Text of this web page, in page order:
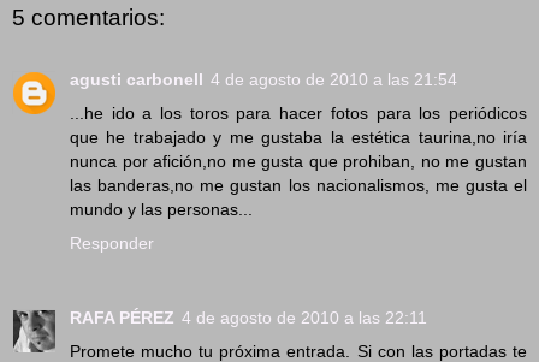
5 comentarios:
agusti carbonell 4 de agosto de 2010 a las 21:54
...he ido a los toros para hacer fotos para los periódicos
que he trabajado y me gustaba la estética taurina,no iría
nunca por afición,no me gusta que prohiban, no me gustan
las banderas,no me gustan los nacionalismos, me gusta el
mundo y las personas...
Responder
RAFA PÉREZ 4 de agosto de 2010 a las 22:11
Promete mucho tu próxima entrada. Si con las portadas te